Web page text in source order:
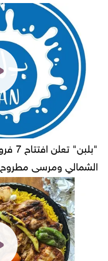
الشمالي ومرسى مطروح